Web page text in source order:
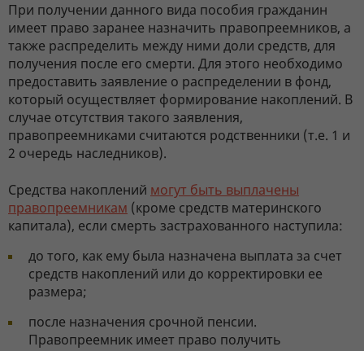
При получении данного вида пособия гражданин
имеет право заранее назначить правопреемников, а
также распределить между ними доли средств, для
получения после его смерти. Для этого необходимо
предоставить заявление о распределении в фонд,
который осуществляет формирование накоплений. В
случае отсутствия такого заявления,
правопреемниками считаются родственники (т.е. 1 и
2 очередь наследников).
Средства накоплений могут быть выплачены
правопреемникам (кроме средств материнского
капитала), если смерть застрахованного наступила:
до того, как ему была назначена выплата за счет
средств накоплений или до корректировки ее
размера;
после назначения срочной пенсии.
Правопреемник имеет право получить